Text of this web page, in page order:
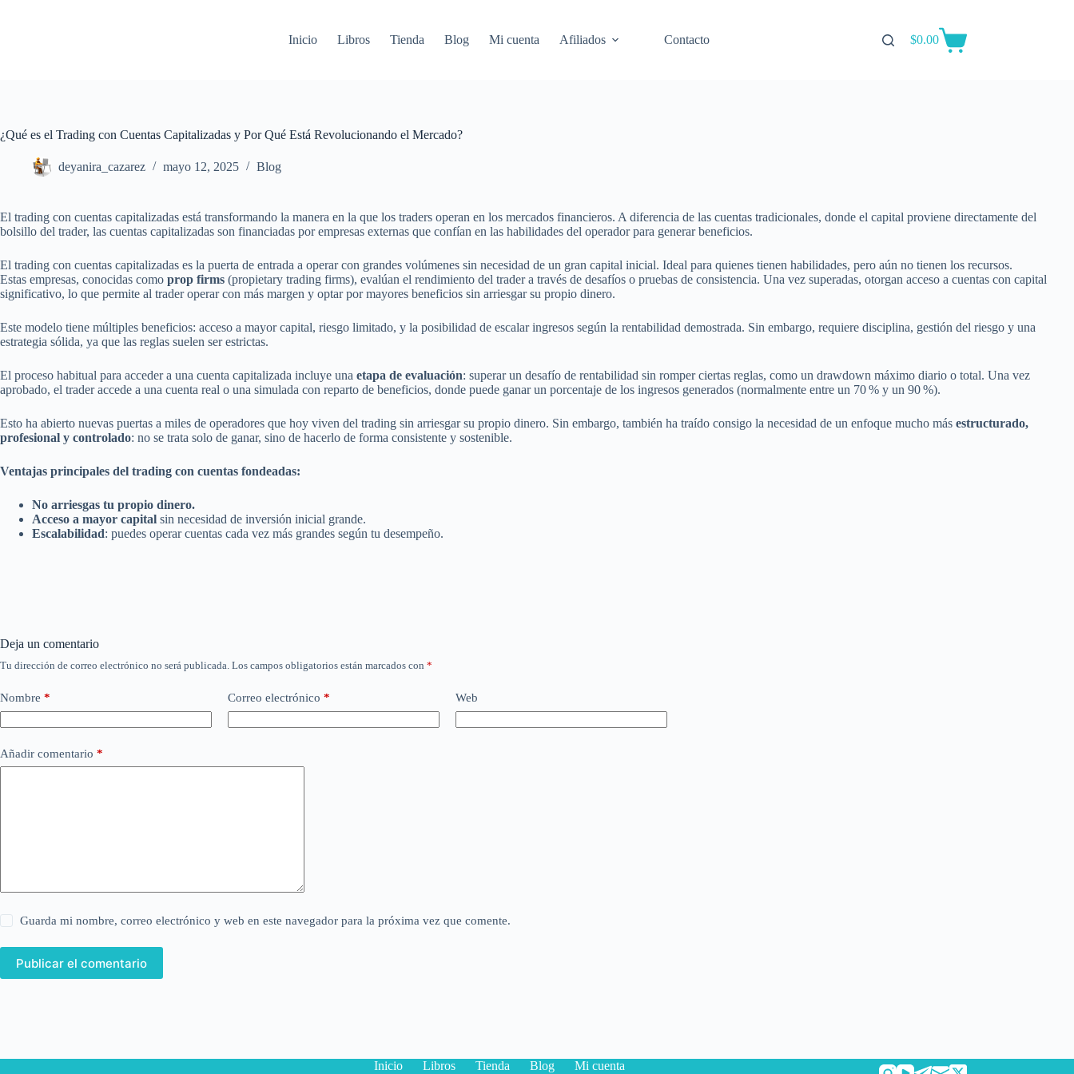
Inicio Libros Tienda Blog Mi cuenta Afiliados Contacto
Carro
$0.00
¿Qué es el Trading con Cuentas Capitalizadas y Por Qué Está Revolucionando el Mercado?
deyanira_cazarez mayo 12, 2025 Blog
El trading con cuentas capitalizadas está transformando la manera en la que los traders operan en los mercados financieros. A diferencia de las cuentas tradicionales, donde el capital proviene directamente del
bolsillo del trader, las cuentas capitalizadas son financiadas por empresas externas que confían en las habilidades del operador para generar beneficios.
El trading con cuentas capitalizadas es la puerta de entrada a operar con grandes volúmenes sin necesidad de un gran capital inicial. Ideal para quienes tienen habilidades, pero aún no tienen los recursos.
Estas empresas, conocidas como prop firms (propietary trading firms), evalúan el rendimiento del trader a través de desafíos o pruebas de consistencia. Una vez superadas, otorgan acceso a cuentas con capital
significativo, lo que permite al trader operar con más margen y optar por mayores beneficios sin arriesgar su propio dinero.
Este modelo tiene múltiples beneficios: acceso a mayor capital, riesgo limitado, y la posibilidad de escalar ingresos según la rentabilidad demostrada. Sin embargo, requiere disciplina, gestión del riesgo y una
estrategia sólida, ya que las reglas suelen ser estrictas.
El proceso habitual para acceder a una cuenta capitalizada incluye una etapa de evaluación: superar un desafío de rentabilidad sin romper ciertas reglas, como un drawdown máximo diario o total. Una vez
aprobado, el trader accede a una cuenta real o una simulada con reparto de beneficios, donde puede ganar un porcentaje de los ingresos generados (normalmente entre un 70 % y un 90 %).
Esto ha abierto nuevas puertas a miles de operadores que hoy viven del trading sin arriesgar su propio dinero. Sin embargo, también ha traído consigo la necesidad de un enfoque mucho más estructurado,
profesional y controlado: no se trata solo de ganar, sino de hacerlo de forma consistente y sostenible.
Ventajas principales del trading con cuentas fondeadas:
No arriesgas tu propio dinero.
Acceso a mayor capital sin necesidad de inversión inicial grande.
Escalabilidad: puedes operar cuentas cada vez más grandes según tu desempeño.
Deja un comentario
Tu dirección de correo electrónico no será publicada. Los campos obligatorios están marcados con *
Nombre * Correo electrónico * Web
Añadir comentario *
Guarda mi nombre, correo electrónico y web en este navegador para la próxima vez que comente.
Publicar el comentario
Inicio Libros Tienda Blog
Mi cuenta